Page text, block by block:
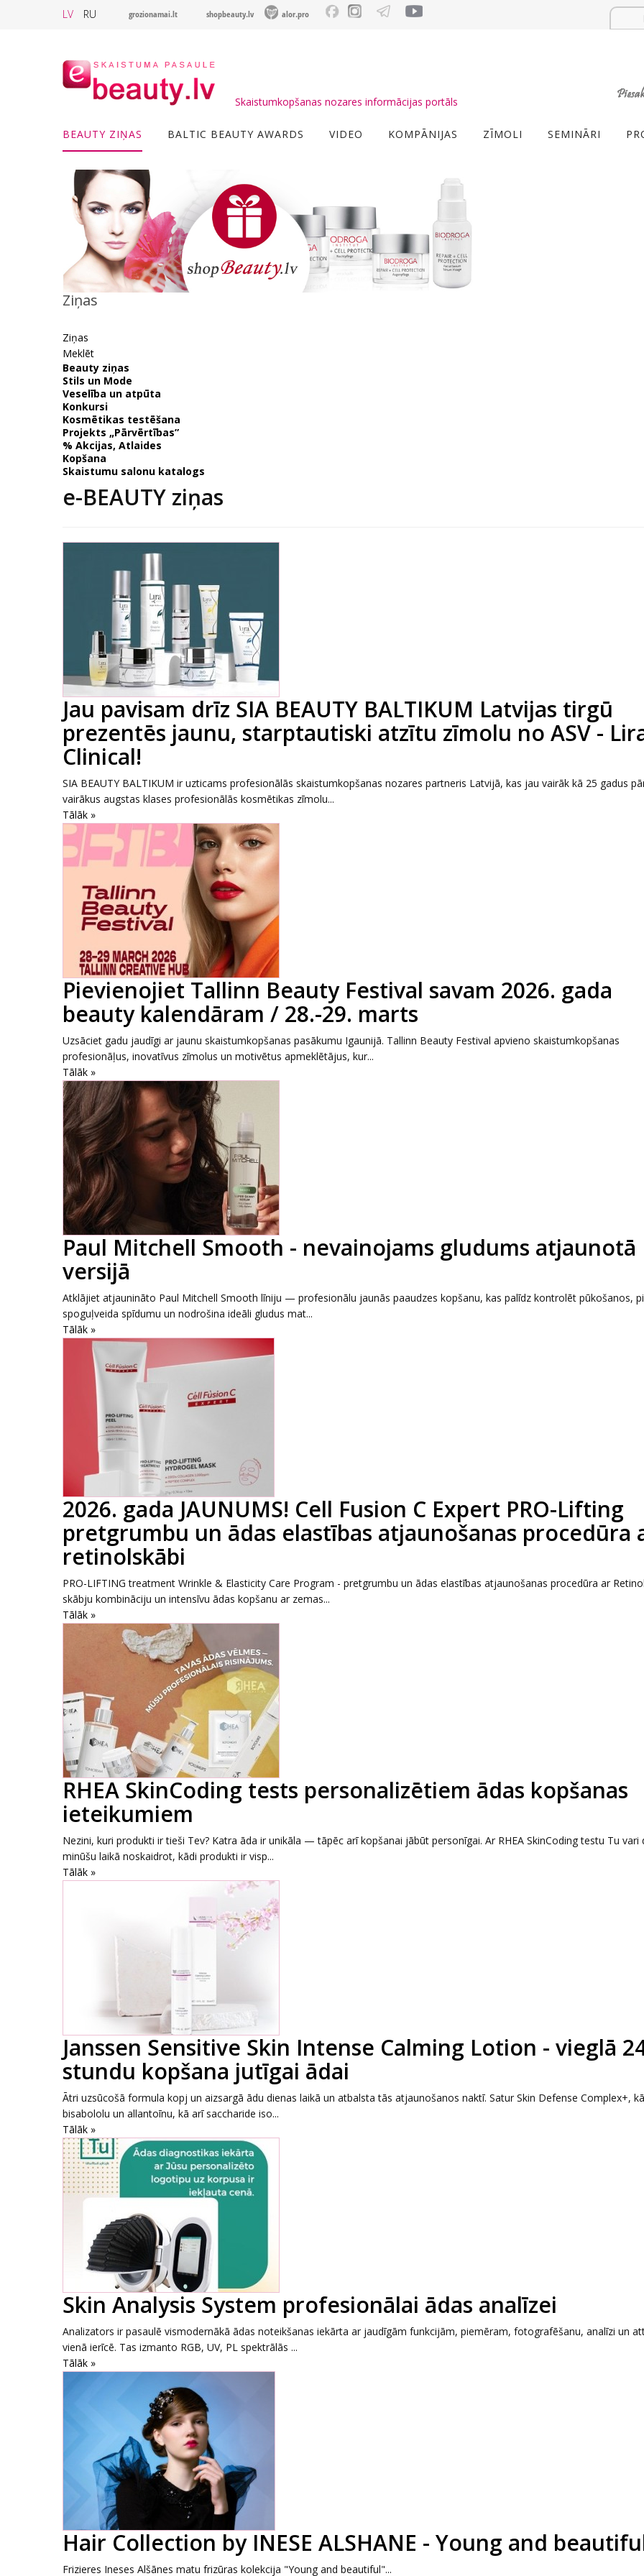
LV RU grozionamai.lt shopbeauty.lv alor.pro
Skaistumkopšanas nozares informācijas portāls
BEAUTY ZIŅAS BALTIC BEAUTY AWARDS VIDEO KOMPĀNIJAS ZĪMOLI SEMINĀRI
Ziņas
Ziņas
Meklēt
Beauty ziņas
Stils un Mode
Veselība un atpūta
Konkursi
Kosmētikas testēšana
Projekts „Pārvērtības”
% Akcijas, Atlaides
Kopšana
Skaistumu salonu katalogs
e-BEAUTY ziņas
Jau pavisam drīz SIA BEAUTY BALTIKUM Latvijas tirgū
prezentēs jaunu, starptautiski atzītu zīmolu no ASV -
Clinical!
SIA BEAUTY BALTIKUM ir uzticams profesionālās skaistumkopšanas nozares partneris Latvijā, kas jau vairāk kā 25 gadus
vairākus augstas klases profesionālās kosmētikas zīmolu...
Tālāk »
Pievienojiet Tallinn Beauty Festival savam 2026. gada
beauty kalendāram / 28.-29. marts
Uzsāciet gadu jaudīgi ar jaunu skaistumkopšanas pasākumu Igaunijā. Tallinn Beauty Festival apvieno skaistumkopšanas
profesionāļus, inovatīvus zīmolus un motivētus apmeklētājus, kur...
Tālāk »
Paul Mitchell Smooth - nevainojams gludums atjaunotā
versijā
Atklājiet atjaunināto Paul Mitchell Smooth līniju — profesionālu jaunās paaudzes kopšanu, kas palīdz kontrolēt pūkošanos,
spoguļveida spīdumu un nodrošina ideāli gludus mat...
Tālāk »
2026. gada JAUNUMS! Cell Fusion C Expert PRO-Lifting
pretgrumbu un ādas elastības atjaunošanas procedūra
retinolskābi
PRO-LIFTING treatment Wrinkle & Elasticity Care Program - pretgrumbu un ādas elastības atjaunošanas procedūra ar
skābju kombināciju un intensīvu ādas kopšanu ar zemas...
Tālāk »
RHEA SkinCoding tests personalizētiem ādas kopšanas
ieteikumiem
Nezini, kuri produkti ir tieši Tev? Katra āda ir unikāla — tāpēc arī kopšanai jābūt personīgai. Ar RHEA SkinCoding testu Tu vari
minūšu laikā noskaidrot, kādi produkti ir visp...
Tālāk »
Janssen Sensitive Skin Intense Calming Lotion - vieglā
stundu kopšana jutīgai ādai
Ātri uzsūcošā formula kopj un aizsargā ādu dienas laikā un atbalsta tās atjaunošanos naktī. Satur Skin Defense Complex+,
bisabololu un allantoīnu, kā arī saccharide iso...
Tālāk »
Skin Analysis System profesionālai ādas analīzei
Analizators ir pasaulē vismodernākā ādas noteikšanas iekārta ar jaudīgām funkcijām, piemēram, fotografēšanu, analīzi un
vienā ierīcē. Tas izmanto RGB, UV, PL spektrālās ...
Tālāk »
Hair Collection by INESE ALSHANE - Young and
Frizieres Ineses Alšānes matu frizūras kolekcija "Young and beautiful"...